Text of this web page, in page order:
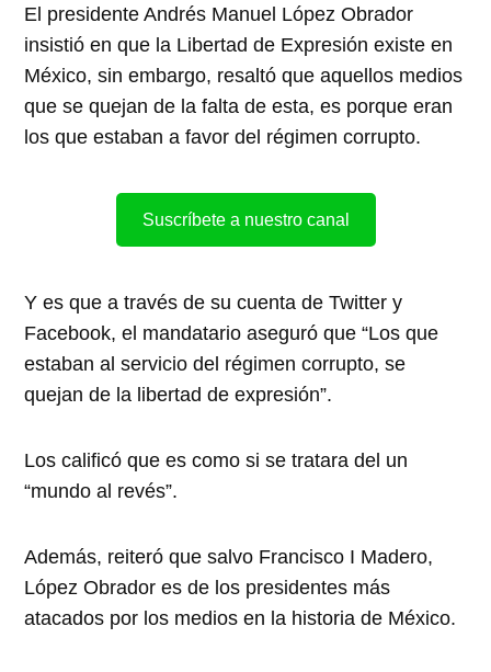
El presidente Andrés Manuel López Obrador
insistió en que la Libertad de Expresión existe en
México, sin embargo, resaltó que aquellos medios
que se quejan de la falta de esta, es porque eran
los que estaban a favor del régimen corrupto.
Suscríbete a nuestro canal
Y es que a través de su cuenta de Twitter y
Facebook, el mandatario aseguró que “Los que
estaban al servicio del régimen corrupto, se
quejan de la libertad de expresión”.
Los calificó que es como si se tratara del un
“mundo al revés”.
Además, reiteró que salvo Francisco I Madero,
López Obrador es de los presidentes más
atacados por los medios en la historia de México.